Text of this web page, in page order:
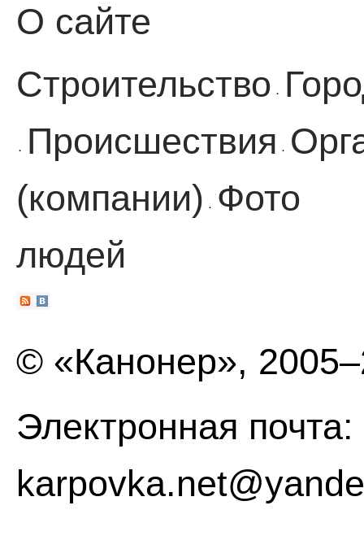
О сайте
Строительство ·
· Происшествия ·
(компании)
·
Фото
людей
© «Канонер»,
Электронная почта: